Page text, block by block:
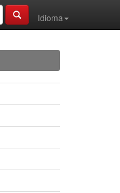
Idioma